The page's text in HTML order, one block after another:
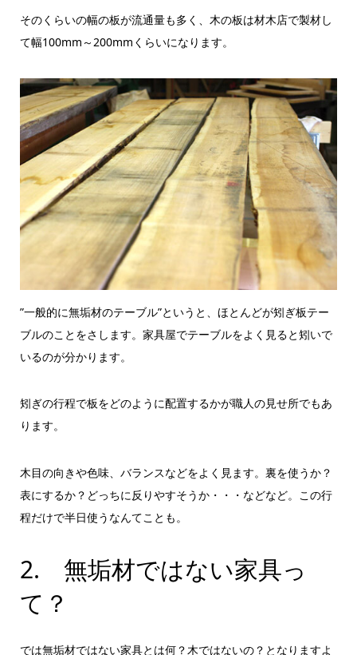
そのくらいの幅の板が流通量も多く、木の板は材木店で製材し
て幅100mm～200mmくらいになります。
”一般的に無垢材のテーブル”というと、ほとんどが矧ぎ板テー
ブルのことをさします。家具屋でテーブルをよく見ると矧いで
いるのが分かります。
矧ぎの行程で板をどのように配置するかが職人の見せ所でもあ
ります。
木目の向きや色味、バランスなどをよく見ます。裏を使うか？
表にするか？どっちに反りやすそうか・・・などなど。この行
程だけで半日使うなんてことも。
2. 無垢材ではない家具っ
て？
では無垢材ではない家具とは何？木ではないの？となりますよ